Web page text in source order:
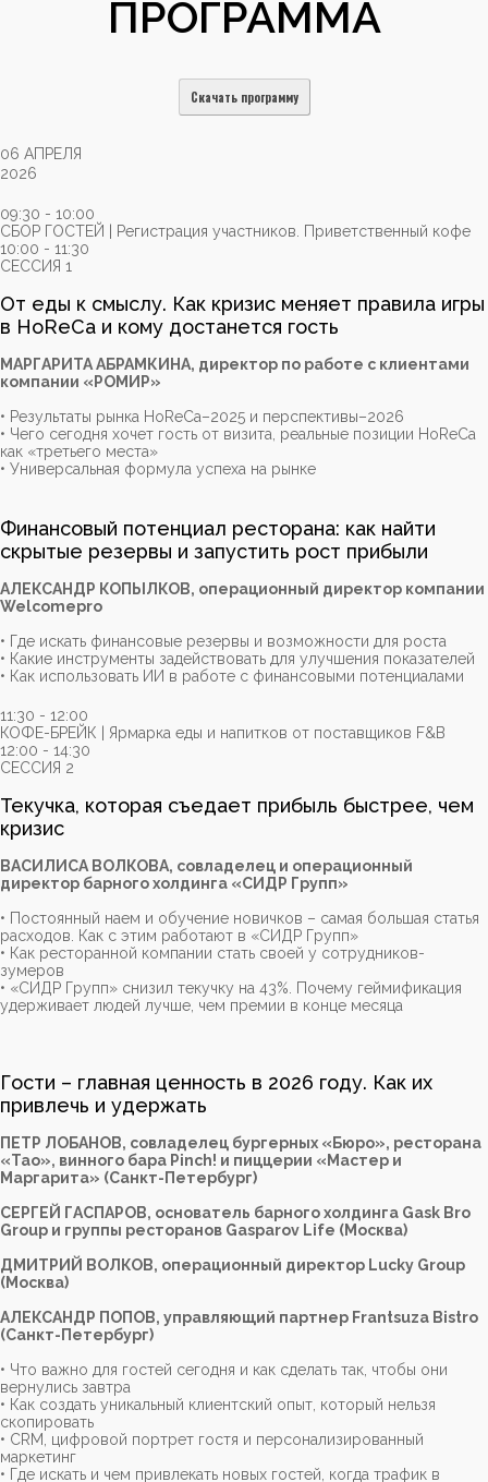
ПРОГРАММА
Скачать программу
06 АПРЕЛЯ
2026
09:30 - 10:00
CБОР ГОСТЕЙ | Регистрация участников. Приветственный кофе
10:00 - 11:30
СЕССИЯ 1
От еды к смыслу. Как кризис меняет правила игры
в HoReCa и кому достанется гость
МАРГАРИТА АБРАМКИНА, директор по работе с клиентами
компании «РОМИР»
• Результаты рынка HoReCa–2025 и перспективы–2026
• Чего сегодня хочет гость от визита, реальные позиции HoReCa
как «третьего места»
• Универсальная формула успеха на рынке
Финансовый потенциал ресторана: как найти
скрытые резервы и запустить рост прибыли
АЛЕКСАНДР КОПЫЛКОВ, операционный директор компании
Welcomepro
• Где искать финансовые резервы и возможности для роста
• Какие инструменты задействовать для улучшения показателей
• Как использовать ИИ в работе с финансовыми потенциалами
11:30 - 12:00
КОФЕ-БРЕЙК | Ярмарка еды и напитков от поставщиков F&B
12:00 - 14:30
СЕССИЯ 2
Текучка, которая съедает прибыль быстрее, чем
кризис
ВАСИЛИСА ВОЛКОВА, совладелец и операционный
директор барного холдинга «СИДР Групп»
• Постоянный наем и обучение новичков – самая большая статья
расходов. Как с этим работают в «СИДР Групп»
• Как ресторанной компании стать своей у сотрудников-
зумеров
• «СИДР Групп» снизил текучку на 43%. Почему геймификация
удерживает людей лучше, чем премии в конце месяца
Гости – главная ценность в 2026 году. Как их
привлечь и удержать
ПЕТР ЛОБАНОВ, совладелец бургерных «Бюро», ресторана
«Тао», винного бара Pinch! и пиццерии «Мастер и
Маргарита» (Санкт-Петербург)
СЕРГЕЙ ГАСПАРОВ, основатель барного холдинга Gask Bro
Group и группы ресторанов Gasparov Life (Москва)
ДМИТРИЙ ВОЛКОВ, операционный директор Lucky Group
(Москва)
АЛЕКСАНДР ПОПОВ, управляющий партнер Frantsuza Bistro
(Санкт-Петербург)
• Что важно для гостей сегодня и как сделать так, чтобы они
вернулись завтра
• Как создать уникальный клиентский опыт, который нельзя
скопировать
• CRM, цифровой портрет гостя и персонализированный
маркетинг
• Где искать и чем привлекать новых гостей, когда трафик в